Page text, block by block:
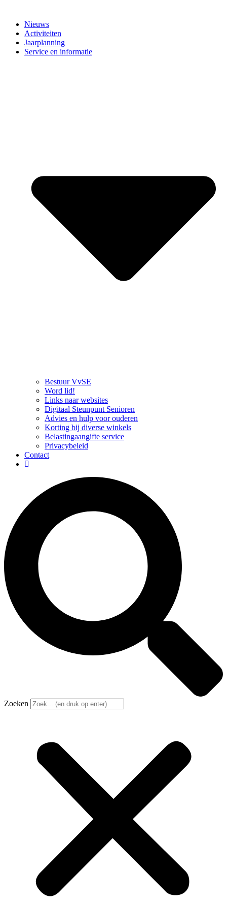
Nieuws
Activiteiten
Jaarplanning
Service en informatie
Bestuur VvSE
Word lid!
Links naar websites
Digitaal Steunpunt Senioren
Advies en hulp voor ouderen
Korting bij diverse winkels
Belastingaangifte service
Privacybeleid
Contact
Zoeken